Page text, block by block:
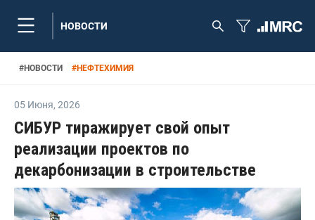
НОВОСТИ
#НОВОСТИ #НЕФТЕХИМИЯ
05 Июня, 2026
СИБУР тиражирует свой опыт
реализации проектов по
декарбонизации в строительстве